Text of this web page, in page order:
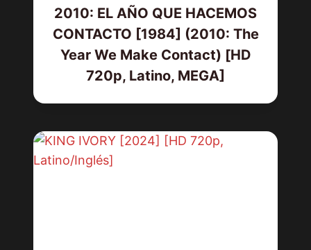
2010: EL AÑO QUE HACEMOS
CONTACTO [1984] (2010: The
Year We Make Contact) [HD
720p, Latino, MEGA]